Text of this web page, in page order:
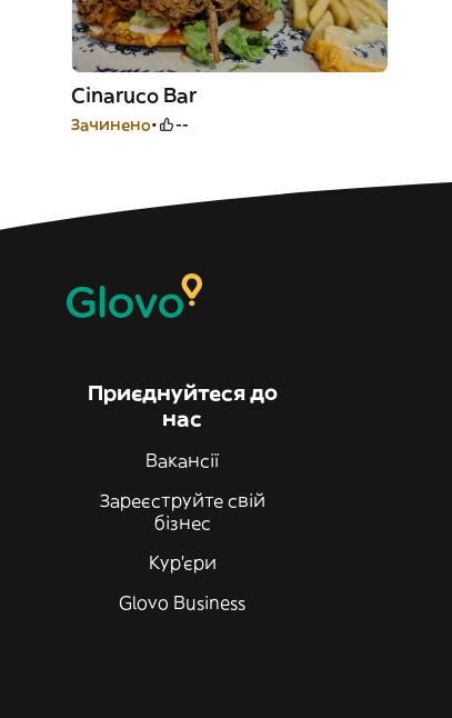
Cinaruco Bar
Зачинено --
Приєднуйтеся до
нас
Вакансії
Зареєструйте свій
бізнес
Кур'єри
Glovo Business